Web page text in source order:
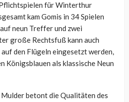
für Winterthur
kam Gomis in 34 Spielen
neun Treffer und zwei
große Rechtsfuß kann auch
den Flügeln eingesetzt werden,
Königsblauen als klassische Neun
betont die Qualitäten des